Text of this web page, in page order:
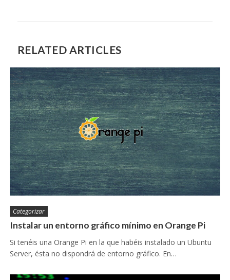
RELATED ARTICLES
Categorizar
Instalar un entorno gráfico mínimo en Orange Pi
Si tenéis una Orange Pi en la que habéis instalado un Ubuntu
Server, ésta no dispondrá de entorno gráfico. En…